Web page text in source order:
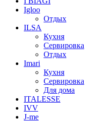
Igloo
Отдых
ILSA
Кухня
Сервировка
Отдых
Imari
Кухня
Сервировка
Для дома
ITALESSE
IVV
J-me